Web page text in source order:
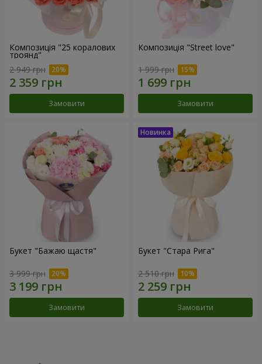
Композиція "25 коралових
троянд"
2 949 грн
Замовити
Композиція "Street love"
1 999 грн
Замовити
Букет "Бажаю щастя"
3 999 грн
Замовити
Букет "Стара Рига"
2 510 грн
Замовити